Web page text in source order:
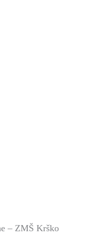
– ZMŠ Krško